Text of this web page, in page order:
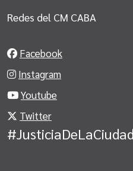
Redes del CM CABA
Facebook
Instagram
Youtube
Twitter
#JusticiaDeLaCiudad